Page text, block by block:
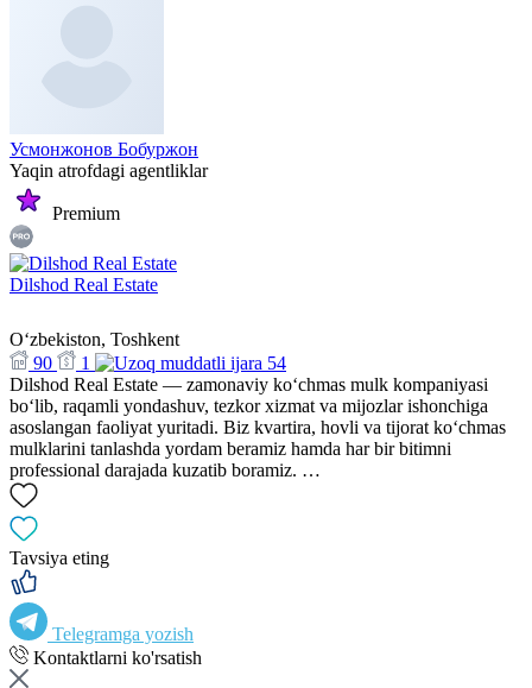
Усмонжонов Бобуржон
Yaqin atrofdagi agentliklar
Premium
Dilshod Real Estate
Oʻzbekiston, Toshkent
90
1
54
Dilshod Real Estate — zamonaviy ko‘chmas mulk kompaniyasi
bo‘lib, raqamli yondashuv, tezkor xizmat va mijozlar ishonchiga
asoslangan faoliyat yuritadi. Biz kvartira, hovli va tijorat ko‘chmas
mulklarini tanlashda yordam beramiz hamda har bir bitimni
professional darajada kuzatib boramiz. …
Tavsiya eting
Telegramga yozish
Kontaktlarni ko'rsatish